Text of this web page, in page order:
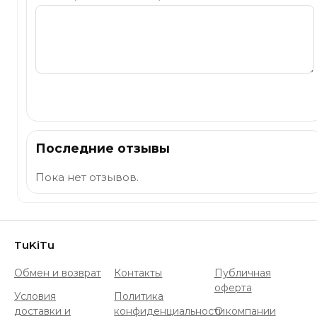
Последние отзывы
Пока нет отзывов.
TuKiTu
Обмен и возврат
Условия
доставки и
Контакты
Политика
конфиденциальности
Публичная
оферта
О компании